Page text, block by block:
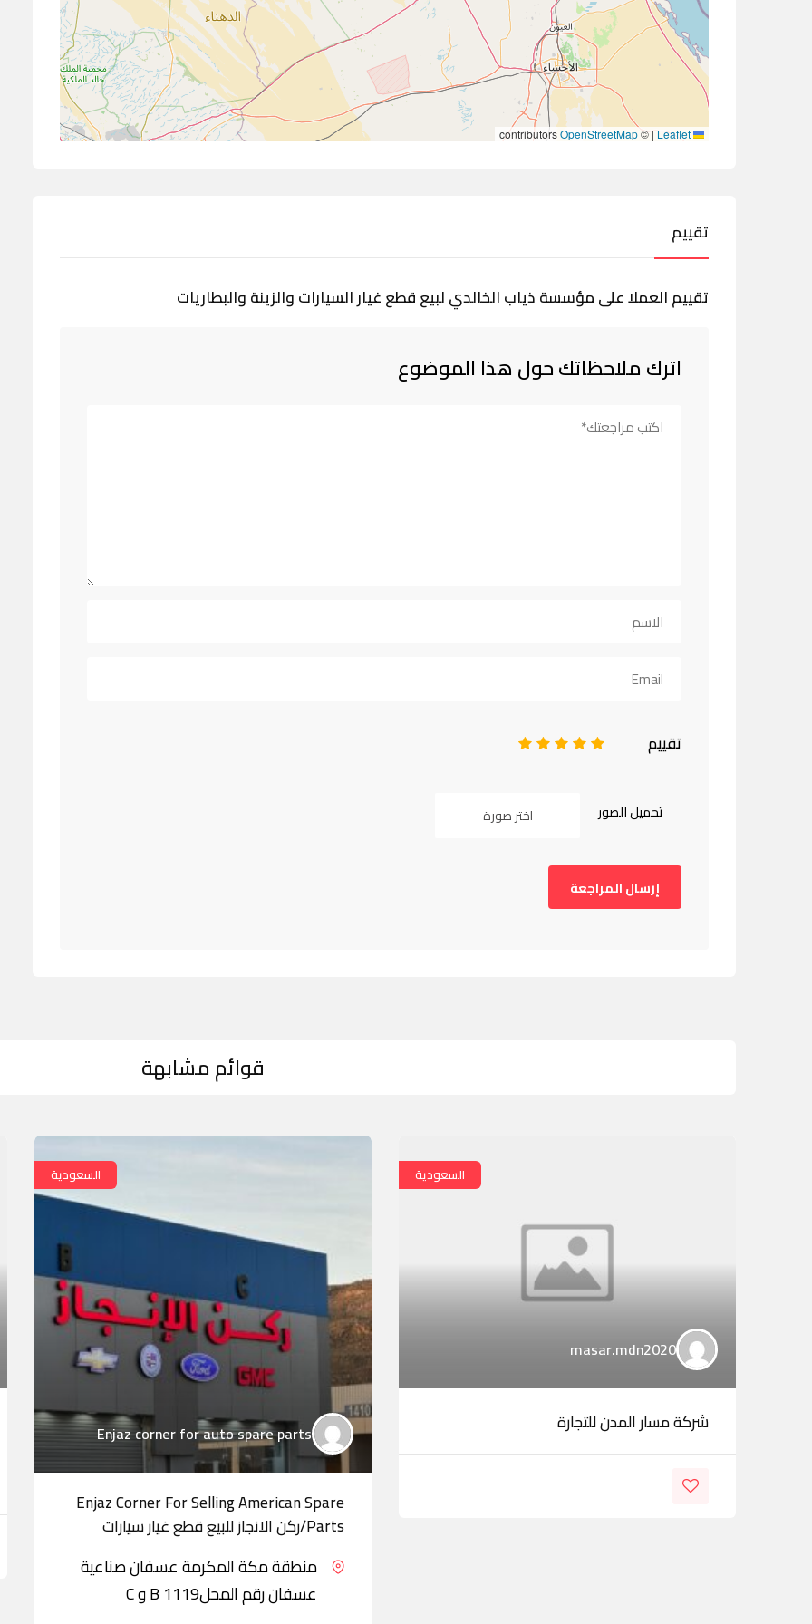
|
©
OpenStreetMap
تقييم
تقييم العملا على مؤسسة ذياب الخالدي لبيع قطع غيار السيارات والزينة والبطاريات
اترك ملاحظاتك حول هذا الموضوع
تقييم 5
4
3
2
تحميل الصور اختر صورة
قوائم مشابهة
السعودية
masar.mdn2020
شركة مسار المدن للتجارة
السعودية
Enjaz corner for auto spare parts
Enjaz Corner For Selling American Spare
Parts/ركن الانجاز للبيع قطع غيار سيارات
منطقة مكة المكرمة عسفان صناعية
عسفان رقم المحل1119 B و C